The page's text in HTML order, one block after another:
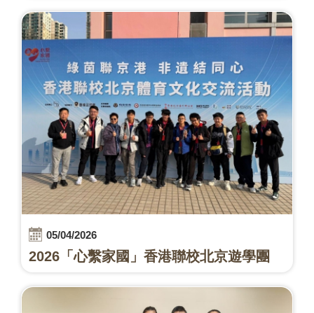
05/04/2026
2026「心繫家國」香港聯校北京遊學團